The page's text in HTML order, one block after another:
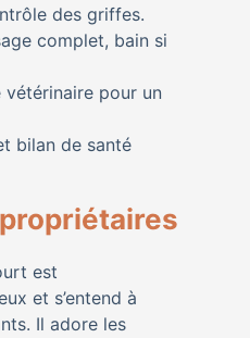
des griffes.
complet, bain si
vétérinaire pour un
bilan de santé
est
et s’entend à
Il adore les